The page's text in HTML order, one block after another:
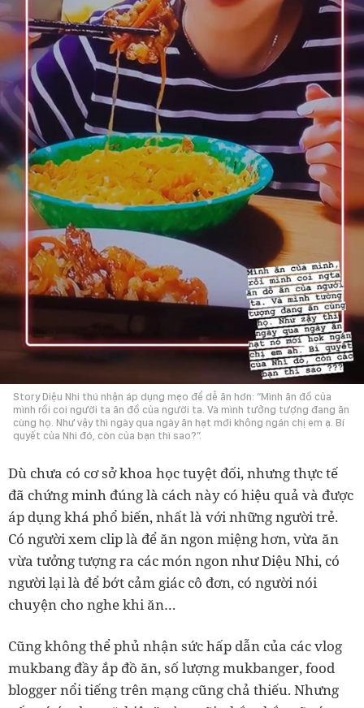
Story Diệu Nhi thú nhận áp dụng mẹo để dễ ăn hơn: “Mình ăn đồ của
mình rồi coi người ta ăn đồ của người ta. Và mình tưởng tượng đang ăn
cùng họ. Như vậy thì ngày qua ngày ăn hạt mới không ngán chị em ạ. Bí
quyết của Nhi đó, còn của bạn thì sao?”.
Dù chưa có cơ sở khoa học tuyệt đối, nhưng thực tế
đã chứng minh đúng là cách này có hiệu quả và được
áp dụng khá phổ biến, nhất là với những người trẻ.
Có người xem clip là để ăn ngon miệng hơn, vừa ăn
vừa tưởng tượng ra các món ngon như Diệu Nhi, có
người lại là để bớt cảm giác cô đơn, có người nói
chuyện cho nghe khi ăn…
Cũng không thể phủ nhận sức hấp dẫn của các vlog
mukbang đầy ắp đồ ăn, số lượng mukbanger, food
blogger nổi tiếng trên mạng cũng chả thiếu. Nhưng